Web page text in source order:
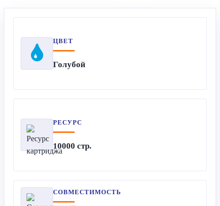
ЦВЕТ
Голубой
РЕСУРС
10000 стр.
СОВМЕСТИМОСТЬ